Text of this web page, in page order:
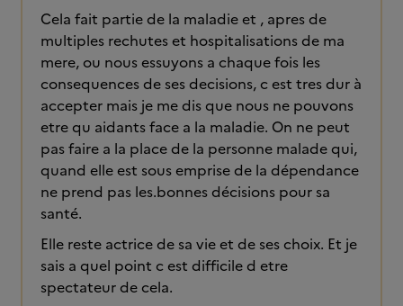
Cela fait partie de la maladie et , apres de
multiples rechutes et hospitalisations de ma
mere, ou nous essuyons a chaque fois les
consequences de ses decisions, c est tres dur à
accepter mais je me dis que nous ne pouvons
etre qu aidants face a la maladie. On ne peut
pas faire a la place de la personne malade qui,
quand elle est sous emprise de la dépendance
ne prend pas les.bonnes décisions pour sa
santé.
Elle reste actrice de sa vie et de ses choix. Et je
sais a quel point c est difficile d etre
spectateur de cela.